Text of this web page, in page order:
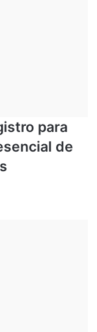
para
de